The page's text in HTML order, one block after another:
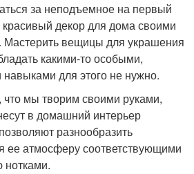
за неподъемное на первый
красивый декор для дома своими
вещицы для украшения
какими-то особыми,
для этого не нужно.
что мы творим своими руками,
в домашний интерьер
разнообразить
ее атмосферу соответствующими
нотками.